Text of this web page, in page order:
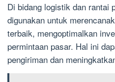
Di bidang logistik dan rantai
digunakan untuk
terbaik, mengoptimalkan
permintaan pasar. Hal ini
pengiriman dan